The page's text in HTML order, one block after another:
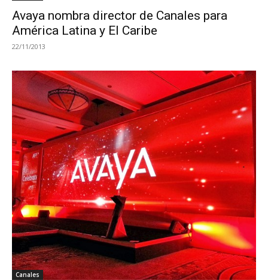
Avaya nombra director de Canales para
América Latina y El Caribe
22/11/2013
Canales